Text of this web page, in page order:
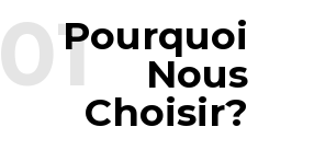
01Pourquoi
Nous
Choisir?